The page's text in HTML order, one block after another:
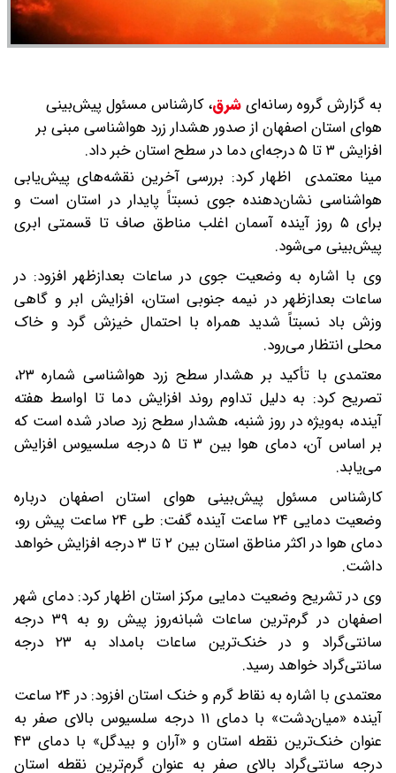
به گزارش گروه رسانه‌ایشرق،کارشناس مسئول پیش‌بینی
هوای استان اصفهان از صدور هشدار زرد هواشناسی مبنی بر
افزایش ۳ تا ۵ درجه‌ای دما در سطح استان خبر داد.
مینا معتمدی اظهار کرد: بررسی آخرین نقشه‌های پیش‌یابی
هواشناسی نشان‌دهنده جوی نسبتاً پایدار در استان است و
برای ۵ روز آینده آسمان اغلب مناطق صاف تا قسمتی ابری
پیش‌بینی می‌شود.
وی با اشاره به وضعیت جوی در ساعات بعدازظهر افزود: در
ساعات بعدازظهر در نیمه جنوبی استان، افزایش ابر و گاهی
وزش باد نسبتاً شدید همراه با احتمال خیزش گرد و خاک
محلی انتظار می‌رود.
معتمدی با تأکید بر هشدار سطح زرد هواشناسی شماره ۲۳،
تصریح کرد: به دلیل تداوم روند افزایش دما تا اواسط هفته
آینده، به‌ویژه در روز شنبه، هشدار سطح زرد صادر شده است که
بر اساس آن، دمای هوا بین ۳ تا ۵ درجه سلسیوس افزایش
می‌یابد.
کارشناس مسئول پیش‌بینی هوای استان اصفهان درباره
وضعیت دمایی ۲۴ ساعت آینده گفت: طی ۲۴ ساعت پیش رو،
دمای هوا در اکثر مناطق استان بین ۲ تا ۳ درجه افزایش خواهد
داشت.
وی در تشریح وضعیت دمایی مرکز استان اظهار کرد: دمای شهر
اصفهان در گرم‌ترین ساعات شبانه‌روز پیش رو به ۳۹ درجه
سانتی‌گراد و در خنک‌ترین ساعات بامداد به ۲۳ درجه
سانتی‌گراد خواهد رسید.
معتمدی با اشاره به نقاط گرم و خنک استان افزود: در ۲۴ ساعت
آینده «میان‌دشت» با دمای ۱۱ درجه سلسیوس بالای صفر به
عنوان خنک‌ترین نقطه استان و «آران و بیدگل» با دمای ۴۳
درجه سانتی‌گراد بالای صفر به عنوان گرم‌ترین نقطه استان